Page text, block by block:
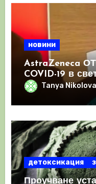
новини
AstraZeneca
COVID-19 в
призна, че те
съсиреци
Tanya Nikolova
детоксикация
Проучване